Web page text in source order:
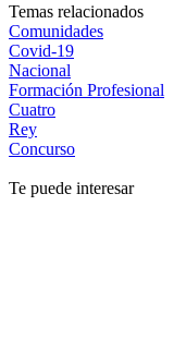
Temas relacionados
Comunidades
Covid-19
Nacional
Formación Profesional
Cuatro
Rey
Concurso
Te puede interesar